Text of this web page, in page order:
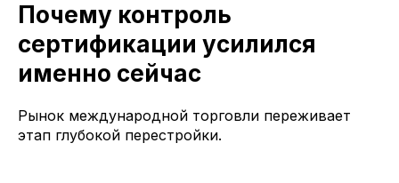
Почему контроль
сертификации усилился
именно сейчас
Рынок международной торговли переживает
этап глубокой перестройки.